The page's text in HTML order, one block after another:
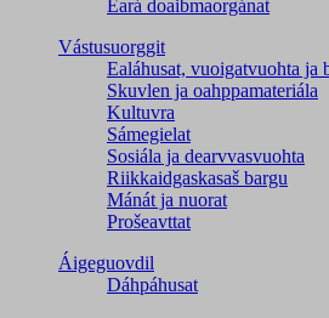
Eará doaibmaorgánat
Vástusuorggit
Ealáhusat, vuoigatvuohta ja
Skuvlen ja oahppamateriála
Kultuvra
Sámegielat
Sosiála ja dearvvasvuohta
Riikkaidgaskasaš bargu
Mánát ja nuorat
Prošeavttat
Áigeguovdil
Dáhpáhusat